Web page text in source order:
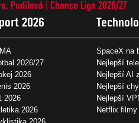
Pudilová Chance Liga 2026/27
2026
2026/27
2026
2026
2026
2026
SpaceX na
Nejlepší
Nejlepší AI
Nejlepší
Nejlepší
Netflix